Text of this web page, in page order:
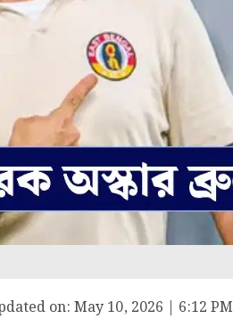
on: May 10, 2026 | 6:12 PM